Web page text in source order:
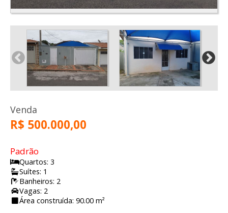
Venda
R$ 500.000,00
Padrão
Quartos: 3
Suítes: 1
Banheiros: 2
Vagas: 2
Área construída: 90.00 m²